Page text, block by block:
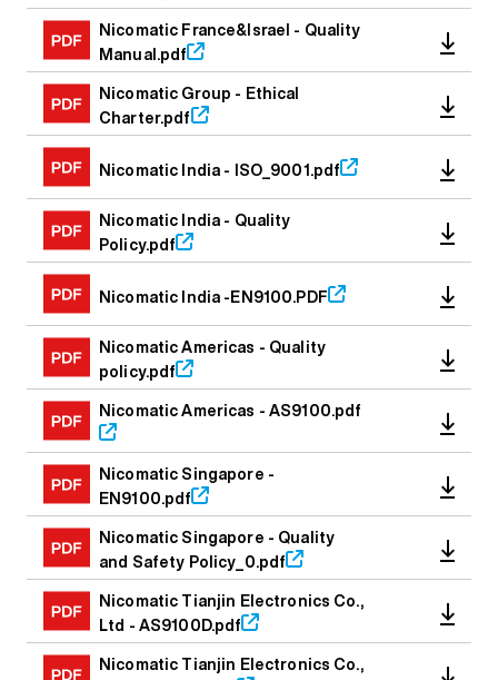
Nicomatic France&Israel - Quality
Manual.pdf
Nicomatic Group - Ethical
Charter.pdf
Nicomatic India - ISO_9001.pdf
Nicomatic India - Quality
Policy.pdf
Nicomatic India -EN9100.PDF
Nicomatic Americas - Quality
policy.pdf
Nicomatic Americas - AS9100.pdf
Nicomatic Singapore -
EN9100.pdf
Nicomatic Singapore - Quality
and Safety Policy_0.pdf
Nicomatic Tianjin Electronics Co.,
Ltd - AS9100D.pdf
Nicomatic Tianjin Electronics Co.,